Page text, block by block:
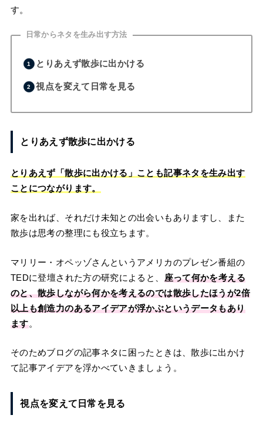
す。
日常からネタを生み出す方法
とりあえず散歩に出かける
視点を変えて日常を見る
とりあえず散歩に出かける
とりあえず「散歩に出かける」ことも記事ネタを生み出す
ことにつながります。
家を出れば、それだけ未知との出会いもありますし、また
散歩は思考の整理にも役立ちます。
マリリー・オペッゾさんというアメリカのプレゼン番組の
TEDに登壇された方の研究によると、 座って何かを考える
のと、散歩しながら何かを考えるのでは散歩したほうが2倍
以上も創造力のあるアイデアが浮かぶというデータもあり
ます。
そのためブログの記事ネタに困ったときは、散歩に出かけ
て記事アイデアを浮かべていきましょう。
視点を変えて日常を見る